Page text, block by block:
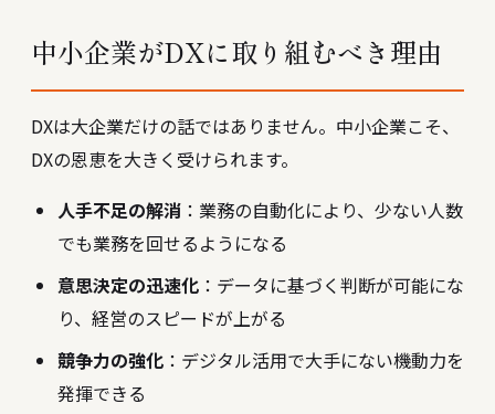
中小企業がDXに取り組むべき理由
DXは大企業だけの話ではありません。中小企業こそ、
DXの恩恵を大きく受けられます。
人手不足の解消 ：業務の自動化により、少ない人数
でも業務を回せるようになる
意思決定の迅速化 ：データに基づく判断が可能にな
り、経営のスピードが上がる
競争力の強化 ：デジタル活用で大手にない機動力を
発揮できる